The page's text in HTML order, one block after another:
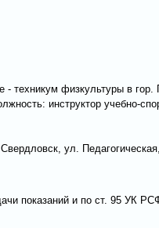
- техникум физкультуры в гор.
инструктор учебно-
ул.
показаний и по ст. 95 УК